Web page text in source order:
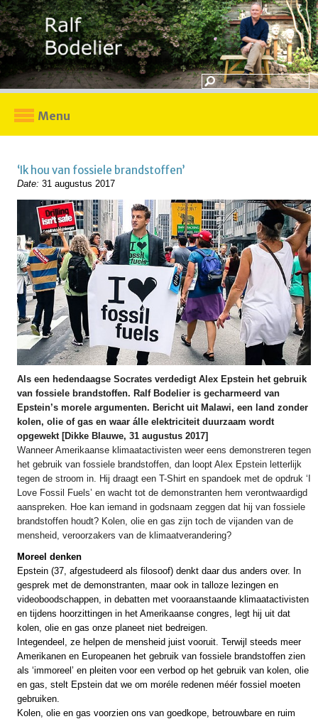
Menu
‘Ik hou van fossiele brandstoffen’
Date: 31 augustus 2017
Als een hedendaagse Socrates verdedigt Alex Epstein het gebruik
van fossiele brandstoffen. Ralf Bodelier is gecharmeerd van
Epstein’s morele argumenten. Bericht uit Malawi, een land zonder
kolen, olie of gas en waar álle elektriciteit duurzaam wordt
opgewekt [Dikke Blauwe, 31 augustus 2017]
Wanneer Amerikaanse klimaatactivisten weer eens demonstreren tegen
het gebruik van fossiele brandstoffen, dan loopt Alex Epstein letterlijk
tegen de stroom in. Hij draagt een T-Shirt en spandoek met de opdruk ‘I
Love Fossil Fuels’ en wacht tot de demonstranten hem verontwaardigd
aanspreken. Hoe kan iemand in godsnaam zeggen dat hij van fossiele
brandstoffen houdt? Kolen, olie en gas zijn toch de vijanden van de
mensheid, veroorzakers van de klimaatverandering?
Moreel denken
Epstein (37, afgestudeerd als filosoof) denkt daar dus anders over. In
gesprek met de demonstranten, maar ook in talloze lezingen en
videoboodschappen, in debatten met vooraanstaande klimaatactivisten
en tijdens hoorzittingen in het Amerikaanse congres, legt hij uit dat
kolen, olie en gas onze planeet niet bedreigen.
Integendeel, ze helpen de mensheid juist vooruit. Terwijl steeds meer
Amerikanen en Europeanen het gebruik van fossiele brandstoffen zien
als ‘immoreel’ en pleiten voor een verbod op het gebruik van kolen, olie
en gas, stelt Epstein dat we om moréle redenen méér fossiel moeten
gebruiken.
Kolen, olie en gas voorzien ons van goedkope, betrouwbare en ruim